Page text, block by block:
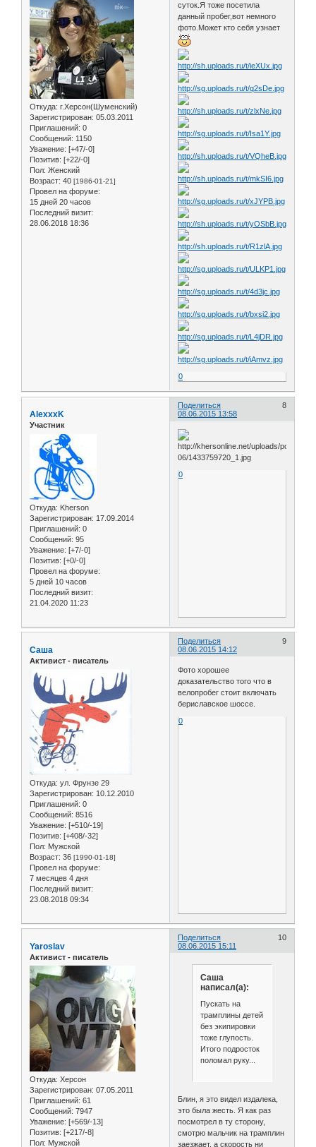
Откуда: г.Херсон(Шуменский)
Зарегистрирован: 05.03.2011
Приглашений: 0
Сообщений: 1150
Уважение: [+47/-0]
Позитив: [+22/-0]
Пол: Женский
Возраст: 40 [1986-01-21]
Провел на форуме:
15 дней 20 часов
Последний визит:
28.06.2018 18:36
суток.Я тоже посетила
данный пробег,вот немного
фото.Может кто себя узнает
0
Поделиться
8
08.06.2015 13:58
AlexxxK
Участник
Откуда: Kherson
Зарегистрирован: 17.09.2014
Приглашений: 0
Сообщений: 95
Уважение: [+7/-0]
Позитив: [+0/-0]
Провел на форуме:
5 дней 10 часов
Последний визит:
21.04.2020 11:23
0
Поделиться
9
08.06.2015 14:12
Саша
Активист - писатель
Откуда: ул. Фрунзе 29
Зарегистрирован: 10.12.2010
Приглашений: 0
Сообщений: 8516
Уважение: [+510/-19]
Позитив: [+408/-32]
Пол: Мужской
Возраст: 36 [1990-01-18]
Провел на форуме:
7 месяцев 4 дня
Последний визит:
23.08.2018 09:34
Фото хорошее
доказательство того что в
велопробег стоит включать
бериславское шоссе.
0
Поделиться
10
08.06.2015 15:11
Yaroslav
Активист - писатель
Откуда: Херсон
Зарегистрирован: 07.05.2011
Приглашений: 61
Сообщений: 7947
Уважение: [+569/-13]
Позитив: [+217/-8]
Пол: Мужской
Саша
написал(а):
Пускать на
трамплины детей
без экипировки
тоже глупость.
Итого подросток
поломал руку...
Блин, я это видел издалека,
это была жесть. Я как раз
посмотрел в ту сторону,
смотрю мальчик на трамплин
заезжает, а скорость ни